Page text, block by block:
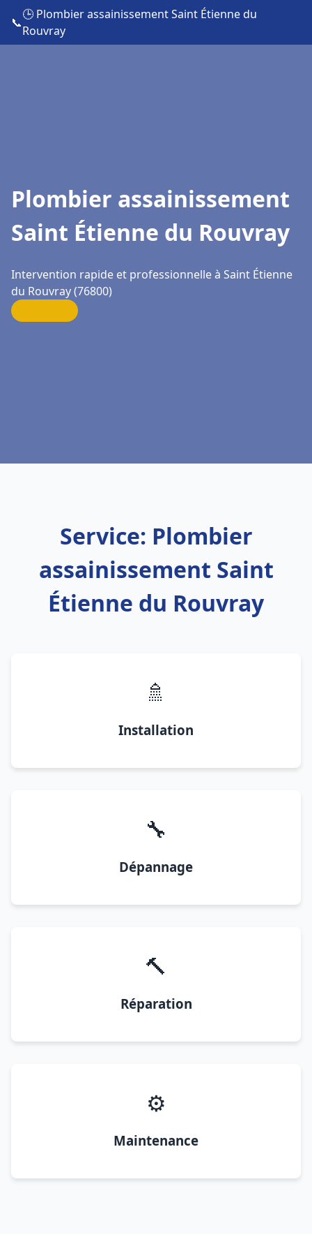
📞
🕒 Plombier assainissement Saint Étienne du
Rouvray
Plombier assainissement
Saint Étienne du Rouvray
Intervention rapide et professionnelle à Saint Étienne
du Rouvray (76800)
Service: Plombier
assainissement Saint
Étienne du Rouvray
🚿
Installation
🔧
Dépannage
🔨
Réparation
⚙️
Maintenance